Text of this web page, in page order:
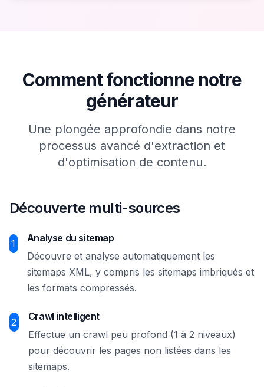
Comment fonctionne notre
générateur
Une plongée approfondie dans notre
processus avancé d'extraction et
d'optimisation de contenu.
Découverte multi-sources
1
Analyse du sitemap
Découvre et analyse automatiquement les
sitemaps XML, y compris les sitemaps imbriqués et
les formats compressés.
2
Crawl intelligent
Effectue un crawl peu profond (1 à 2 niveaux)
pour découvrir les pages non listées dans les
sitemaps.